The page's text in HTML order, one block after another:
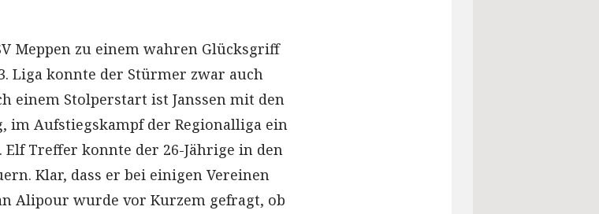
Meppen zu einem wahren Glücksgriff
Liga konnte der Stürmer zwar auch
einem Stolperstart ist Janssen mit den
im Aufstiegskampf der Regionalliga ein
Treffer konnte der 26-Jährige in den
Klar, dass er bei einigen Vereinen
Alipour wurde vor Kurzem gefragt, ob